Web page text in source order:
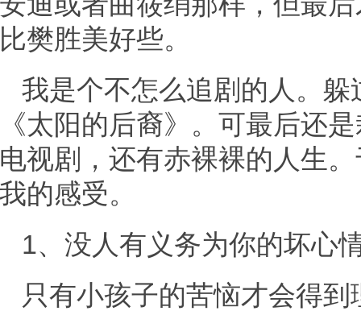
比樊胜美好些。
我是个不怎么追剧的人。
《太阳的后裔》。可最后还
电视剧，还有赤裸裸的人生
我的感受。
1、没人有义务为你的坏心
只有小孩子的苦恼才会得